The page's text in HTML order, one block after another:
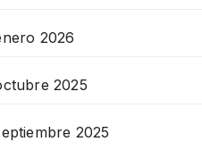
2026
2025
2025